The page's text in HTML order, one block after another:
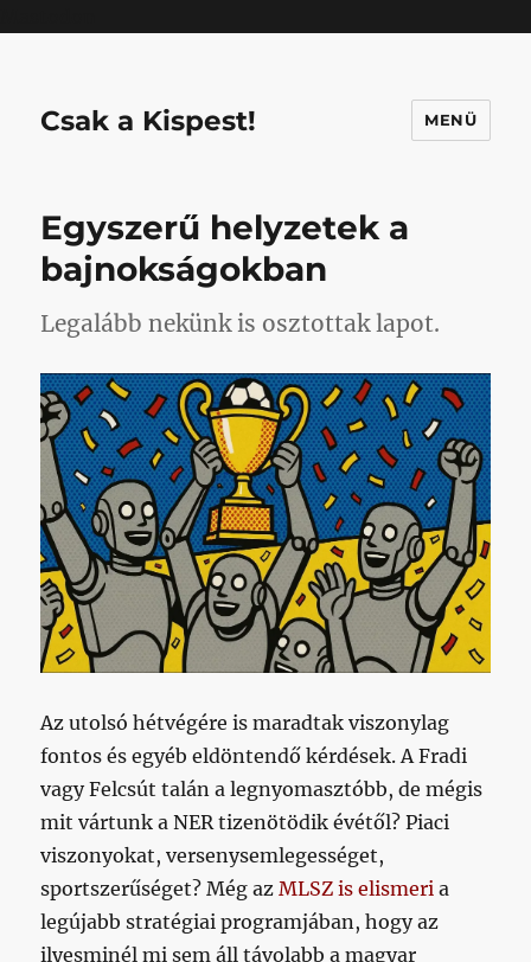
Csak a Kispest! MENÜ
Egyszerű helyzetek a
bajnokságokban
Legalább nekünk is osztottak lapot.
Az utolsó hétvégére is maradtak viszonylag
fontos és egyéb eldöntendő kérdések. A Fradi
vagy Felcsút talán a legnyomasztóbb, de mégis
mit vártunk a NER tizenötödik évétől? Piaci
viszonyokat, versenysemlegességet,
sportszerűséget? Még azMLSZ is elismeri a
legújabb stratégiai programjában, hogy az
ilyesminél mi sem áll távolabb a magyar